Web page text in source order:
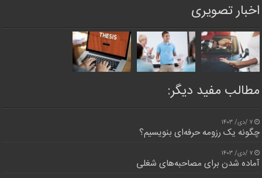
اخبار تصویری
مطالب مفید دیگر:
۷ /دی/ ۱۴۰۳
چگونه یک رزومه حرفه‌ای بنویسیم؟
۷ /دی/ ۱۴۰۳
آماده شدن برای مصاحبه‌های شغلی